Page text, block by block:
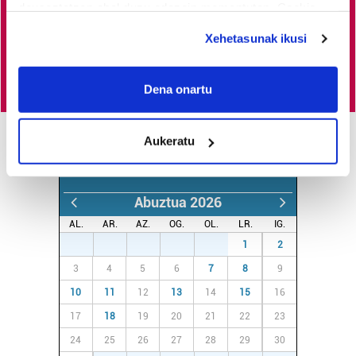
If you allow, we would also like to:
Collect information about your geographical
Identify your device by actively scanning it for
specific characteristics (fingerprinting)
and set your preferences in thedetails section.
Guk eta gure bazkideek zure datu pertsonalak
prozesatzen ditugu, zure IP zenbakia, besteak beste,
teknologia erabiliz, cookieak adibidez, iragarki eta eduki
pertsonalizatuak eskaintzeko, iragarkiak eta edukia
neurtzeko, jendeari buruzko informazioa biltzeko eta
produktuak garatzeko. Zure datuak nork eta zertarako
Xehetasunak ikusi
Dena onartu
Aukeratu
Egin HITZAkide
Abuztua 2026
AL. AR. AZ. OG. OL. LR.
IG.
1 2
3 4 5 6 7 8 9
10 11 12 13 14 15 16
17 18 19 20 21 22 23
24 25 26 27 28 29 30